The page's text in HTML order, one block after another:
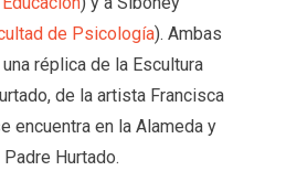
de Psicología). Ambas
réplica de la Escultura
de la artista Francisca
encuentra en la Alameda y
Hurtado.